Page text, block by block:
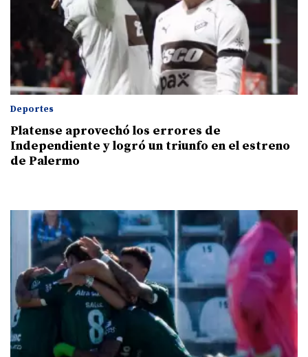
Deportes
Platense aprovechó los errores de
Independiente y logró un triunfo en el estreno
de Palermo